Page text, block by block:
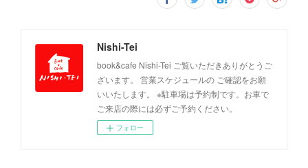
Nishi-Tei
book&cafe Nishi-Tei ご覧いただきありがとうご
ざいます。 営業スケジュールの ご確認をお願
いいたします。 ※駐車場は予約制です。お車で
ご来店の際には必ずご予約ください。
フォロー